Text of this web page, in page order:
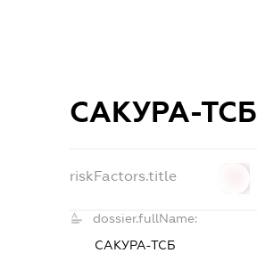
САКУРА-ТСБ
riskFactors.title
dossier.fullName:
САКУРА-ТСБ